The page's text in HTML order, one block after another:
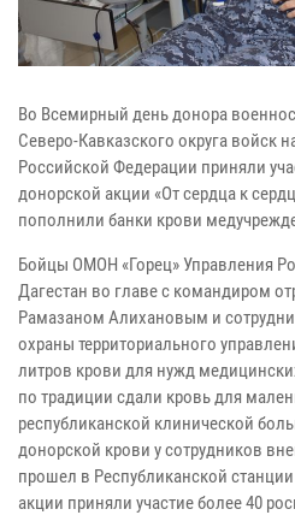
Во Всемирный день донора
Северо-Кавказского округа войск
Российской Федерации приняли
донорской акции «От сердца к
пополнили банки крови
Бойцы ОМОН «Горец» Управления
Дагестан во главе с командиром
Рамазаном Алихановым и
охраны территориального
литров крови для нужд
по традиции сдали кровь для
республиканской клинической
донорской крови у сотрудников
прошел в Республиканской
акции приняли участие более 40